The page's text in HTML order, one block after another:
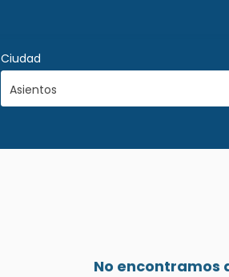
Ciudad
Asientos
No encontramos